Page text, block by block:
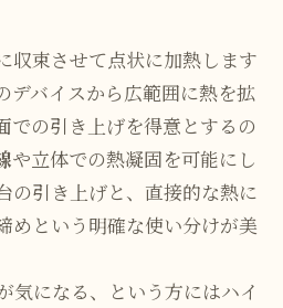
収束させて点状に加熱します
デバイスから広範囲に熱を拡
での引き上げを得意とするの
や立体での熱凝固を可能にし
の引き上げと、直接的な熱に
めという明確な使い分けが美
気になる、という方にはハイ